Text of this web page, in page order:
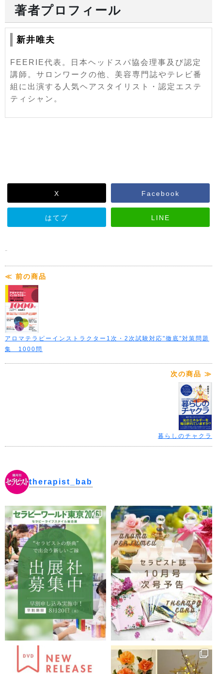
著者プロフィール
新井唯夫
FEERIE代表。日本ヘッドスパ協会理事及び認定
講師。サロンワークの他、美容専門誌やテレビ番
組に出演する人気ヘアスタイリスト・認定エステ
ティシャン。
X Facebook
はてブ LINE
-
≪ 前の商品
アロマテラピーインストラクター1次・2次試験対応"徹底"対策問題
集 1000問
次の商品 ≫
暮らしのチャクラ
therapist_bab